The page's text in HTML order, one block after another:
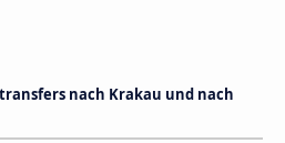
nach Krakau und nach